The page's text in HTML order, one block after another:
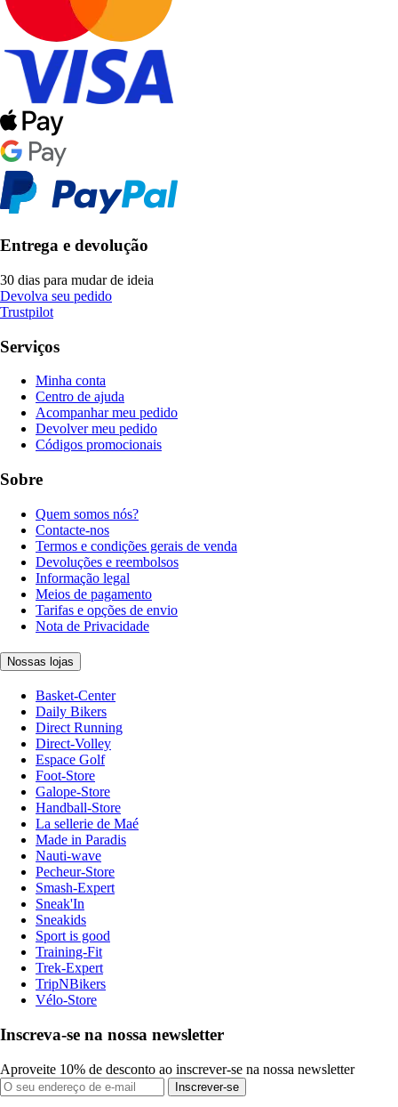
Entrega e devolução
30 dias para mudar de ideia
Devolva seu pedido
Trustpilot
Serviços
Minha conta
Centro de ajuda
Acompanhar meu pedido
Devolver meu pedido
Códigos promocionais
Sobre
Quem somos nós?
Contacte-nos
Termos e condições gerais de venda
Devoluções e reembolsos
Informação legal
Meios de pagamento
Tarifas e opções de envio
Nota de Privacidade
Nossas lojas
Basket-Center
Daily Bikers
Direct Running
Direct-Volley
Espace Golf
Foot-Store
Galope-Store
Handball-Store
La sellerie de Maé
Made in Paradis
Nauti-wave
Pecheur-Store
Smash-Expert
Sneak'In
Sneakids
Sport is good
Training-Fit
Trek-Expert
TripNBikers
Vélo-Store
Inscreva-se na nossa newsletter
Aproveite 10% de desconto ao inscrever-se na nossa newsletter
Inscrever-se